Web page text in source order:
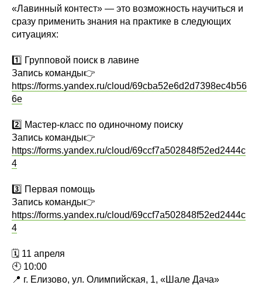
«Лавинный контест» — это возможность научиться и
сразу применить знания на практике в следующих
ситуациях:
1️⃣ Групповой поиск в лавине
Запись команды👉
https://forms.yandex.ru/cloud/69cba52e6d2d7398ec4b56
6e
2️⃣ Мастер-класс по одиночному поиску
Запись команды👉
https://forms.yandex.ru/cloud/69ccf7a502848f52ed2444c
4
3️⃣ Первая помощь
Запись команды👉
https://forms.yandex.ru/cloud/69ccf7a502848f52ed2444c
4
🗓 11 апреля
🕙 10:00
📍 г. Елизово, ул. Олимпийская, 1, «Шале Дача»